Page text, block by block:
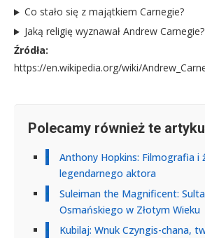
Co stało się z majątkiem Carnegie?
Jaką religię wyznawał Andrew Carnegie?
Źródła:
https://en.wikipedia.org/wiki/
Polecamy również te
Anthony Hopkins: Filmografia i
legendarnego aktora
Suleiman the Magnificent:
Osmańskiego w Złotym Wieku
Kubilaj: Wnuk Czyngis-chana,